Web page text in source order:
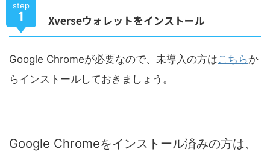
step
1 Xverseウォレットをインストール
Google Chromeが必要なので、未導入の方はこちらか
らインストールしておきましょう。
Google Chromeをインストール済みの方は、